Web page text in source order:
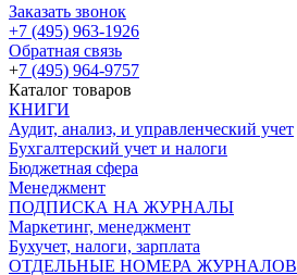
Заказать звонок
+7 (495) 963-1926
Обратная связь
+7 (495) 964-9757
Каталог товаров
КНИГИ
Аудит, анализ, и управленческий учет
Бухгалтерский учет и налоги
Бюджетная сфера
Менеджмент
ПОДПИСКА НА ЖУРНАЛЫ
Маркетинг, менеджмент
Бухучет, налоги, зарплата
ОТДЕЛЬНЫЕ НОМЕРА ЖУРНАЛОВ